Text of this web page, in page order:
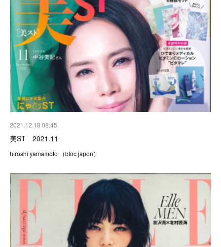
2021.12.18 08:45
美ST 2021.11
hiroshi yamamoto （bloc japon）